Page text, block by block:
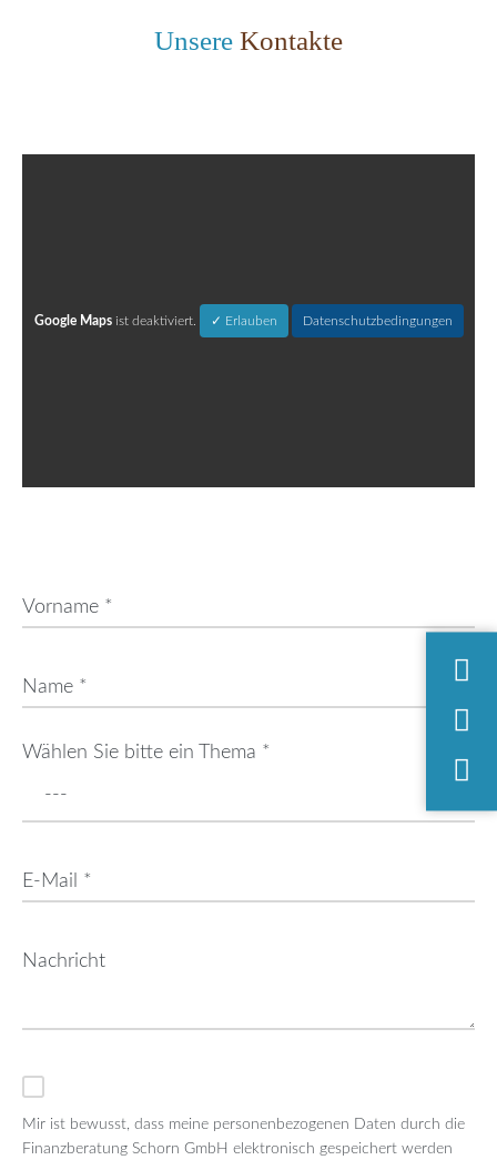
Unsere Kontakte
Google Mapsist deaktiviert. ✓ Erlauben Datenschutzbedingungen
Wählen Sie bitte ein Thema *
Mir ist bewusst, dass meine personenbezogenen Daten durch die
Finanzberatung Schorn GmbH elektronisch gespeichert werden